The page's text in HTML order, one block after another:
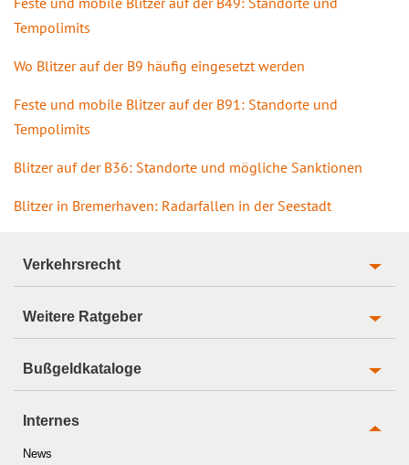
Tempolimits
Wo Blitzer auf der B9 häufig eingesetzt werden
Feste und mobile Blitzer auf der B91: Standorte und
Tempolimits
Blitzer auf der B36: Standorte und mögliche Sanktionen
Blitzer in Bremerhaven: Radarfallen in der Seestadt
Verkehrsrecht
Weitere Ratgeber
Bußgeldkataloge
Internes
News